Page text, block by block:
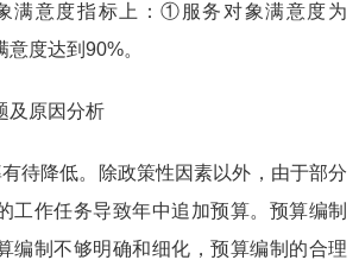
满意度指标上：①服务对象满意度为
度达到90%。
及原因分析
待降低。除政策性因素以外，由于部分
工作任务导致年中追加预算。预算编制
编制不够明确和细化，预算编制的合理